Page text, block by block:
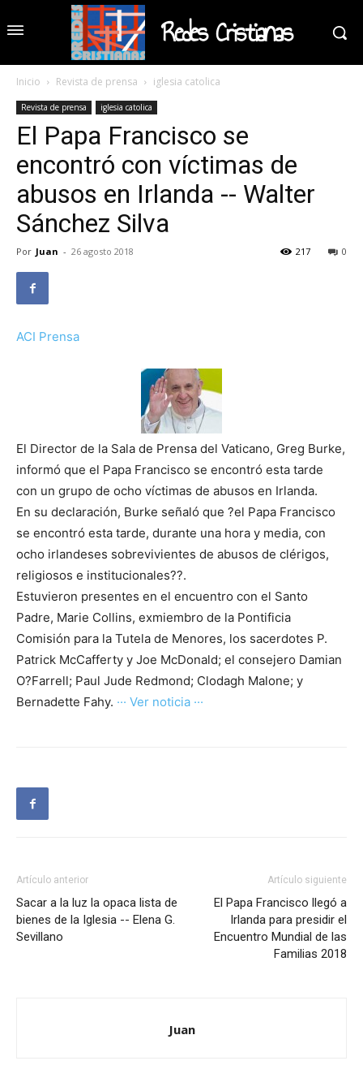
Redes Cristianas
Inicio Revista de prensa iglesia catolica
Revista de prensa iglesia catolica
El Papa Francisco se
encontró con víctimas de
abusos en Irlanda -- Walter
Sánchez Silva
Por Juan - 26 agosto 2018 0
217
ACI Prensa
El Director de la Sala de Prensa del Vaticano, Greg Burke,
informó que el Papa Francisco se encontró esta tarde
con un grupo de ocho víctimas de abusos en Irlanda.
En su declaración, Burke señaló que ?el Papa Francisco
se encontró esta tarde, durante una hora y media, con
ocho irlandeses sobrevivientes de abusos de clérigos,
religiosos e institucionales??.
Estuvieron presentes en el encuentro con el Santo
Padre, Marie Collins, exmiembro de la Pontificia
Comisión para la Tutela de Menores, los sacerdotes P.
Patrick McCafferty y Joe McDonald; el consejero Damian
O?Farrell; Paul Jude Redmond; Clodagh Malone; y
Bernadette Fahy. ··· Ver noticia ···
Artículo anterior
Sacar a la luz la opaca lista de
bienes de la Iglesia -- Elena G.
Sevillano
Artículo siguiente
El Papa Francisco llegó a
Irlanda para presidir el
Encuentro Mundial de las
Familias 2018
Juan